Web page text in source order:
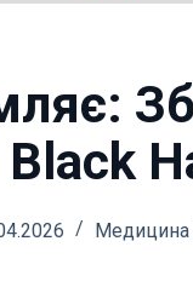
Black
Медицина